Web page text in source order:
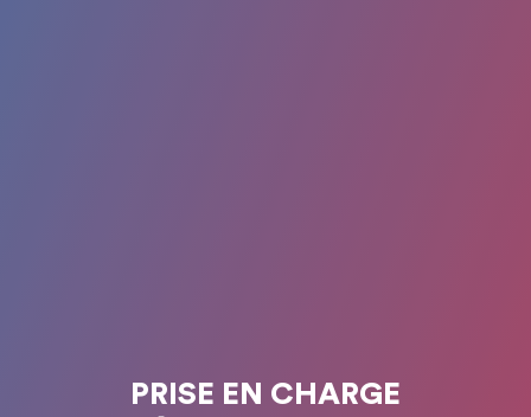
PRISE EN CHARGE